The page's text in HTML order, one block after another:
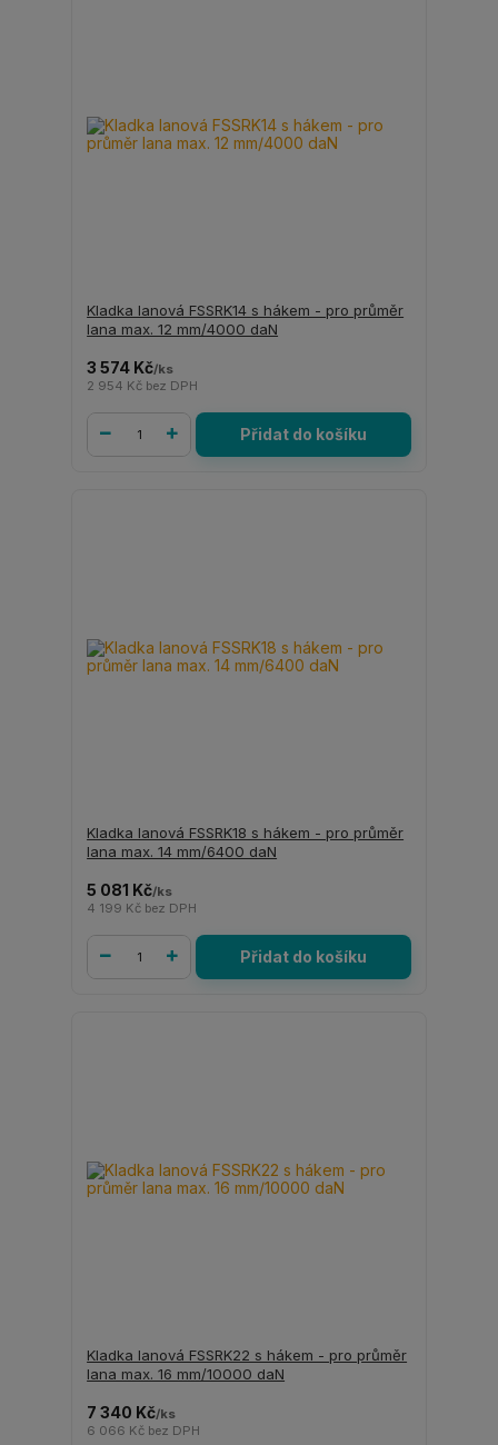
Kladka lanová FSSRK14 s hákem - pro průměr
lana max. 12 mm/4000 daN
3 574 Kč/ks
2 954 Kč bez DPH
Přidat do košíku
Kladka lanová FSSRK18 s hákem - pro průměr
lana max. 14 mm/6400 daN
5 081 Kč/ks
4 199 Kč bez DPH
Přidat do košíku
Kladka lanová FSSRK22 s hákem - pro průměr
lana max. 16 mm/10000 daN
7 340 Kč/ks
6 066 Kč bez DPH